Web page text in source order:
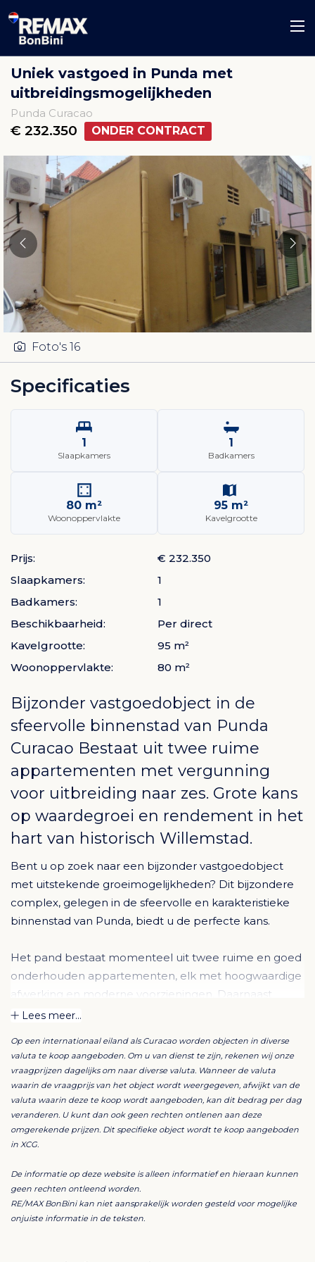
Uniek vastgoed in Punda met
uitbreidingsmogelijkheden
Punda Curacao
€ 232.350 ONDER CONTRACT
Foto's 16
Specificaties
1
Slaapkamers
1
Badkamers
80 m²
Woonoppervlakte
95 m²
Kavelgrootte
Prijs:
€ 232.350
Slaapkamers:
1
Badkamers:
1
Beschikbaarheid:
Per direct
Kavelgrootte:
95 m²
Woonoppervlakte:
80 m²
Bijzonder vastgoedobject in de
sfeervolle binnenstad van Punda
Curacao Bestaat uit twee ruime
appartementen met vergunning
voor uitbreiding naar zes. Grote kans
op waardegroei en rendement in het
hart van historisch Willemstad.
Bent u op zoek naar een bijzonder vastgoedobject
met uitstekende groeimogelijkheden? Dit bijzondere
complex, gelegen in de sfeervolle en karakteristieke
binnenstad van Punda, biedt u de perfecte kans.
Het pand bestaat momenteel uit twee ruime en goed
onderhouden appartementen, elk met hoogwaardige
afwerking en moderne voorzieningen. Daarnaast
beschikt het over een officiële vergunning om het
waardoor u de mogelijkheid heeft om de waarde en
opbrengst aanzienlijk te vergroten.
De locatie is onovertroffen: midden in de kleurrijke
UNESCO-werelderfgoed binnenstad van Willemstad,
met korte loopafstand tot levendige zeezichten,
restaurants. Een ideale plek voor bewoners of
toeristische verhuur.
Lees meer...
Op een internationaal eiland als Curacao worden objecten in diverse
valuta te koop aangeboden. Om u van dienst te zijn, rekenen wij onze
vraagprijzen dagelijks om naar diverse valuta. Wanneer de valuta
waarin de vraagprijs van het object wordt weergegeven, afwijkt van de
valuta waarin deze te koop wordt aangeboden, kan dit bedrag per dag
veranderen. U kunt dan ook geen rechten ontlenen aan deze
omgerekende prijzen. Dit specifieke object wordt te koop aangeboden
in XCG.
De informatie op deze website is alleen informatief en hieraan kunnen
geen rechten ontleend worden.
RE/MAX BonBini kan niet aansprakelijk worden gesteld voor mogelijke
onjuiste informatie in de teksten.